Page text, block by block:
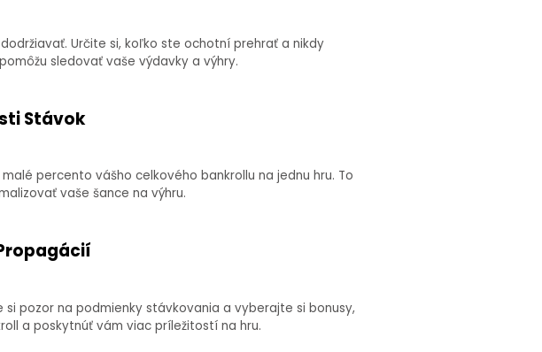
Určite si, koľko ste ochotní prehrať a nikdy
sledovať vaše výdavky a výhry.
Stávok
percento vášho celkového bankrollu na jednu hru. To
vaše šance na výhru.
pozor na podmienky stávkovania a vyberajte si bonusy,
a poskytnúť vám viac príležitostí na hru.